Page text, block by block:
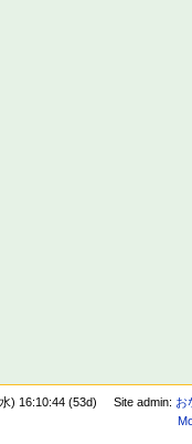
) 16:10:44 (53d) Site admin: お